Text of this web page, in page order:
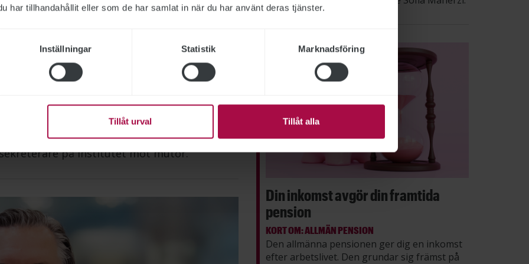
har tillhandahållit eller som de har samlat in när du har använt deras tjänster.
Inställningar Statistik Marknadsföring
Tillåt urval Tillåt alla
medverkar i
it-direktör har
Publikt avslöja att ytterligare en chef på
marknadsföringstext. ”Det är samma
på Institutet mot mutor.
Din inkomst avgör din framtida
pension
KORT OM: ALLMÄN PENSION
Den allmänna pensionen ger dig en inkomst
efter arbetslivet. Den grundar sig främst på